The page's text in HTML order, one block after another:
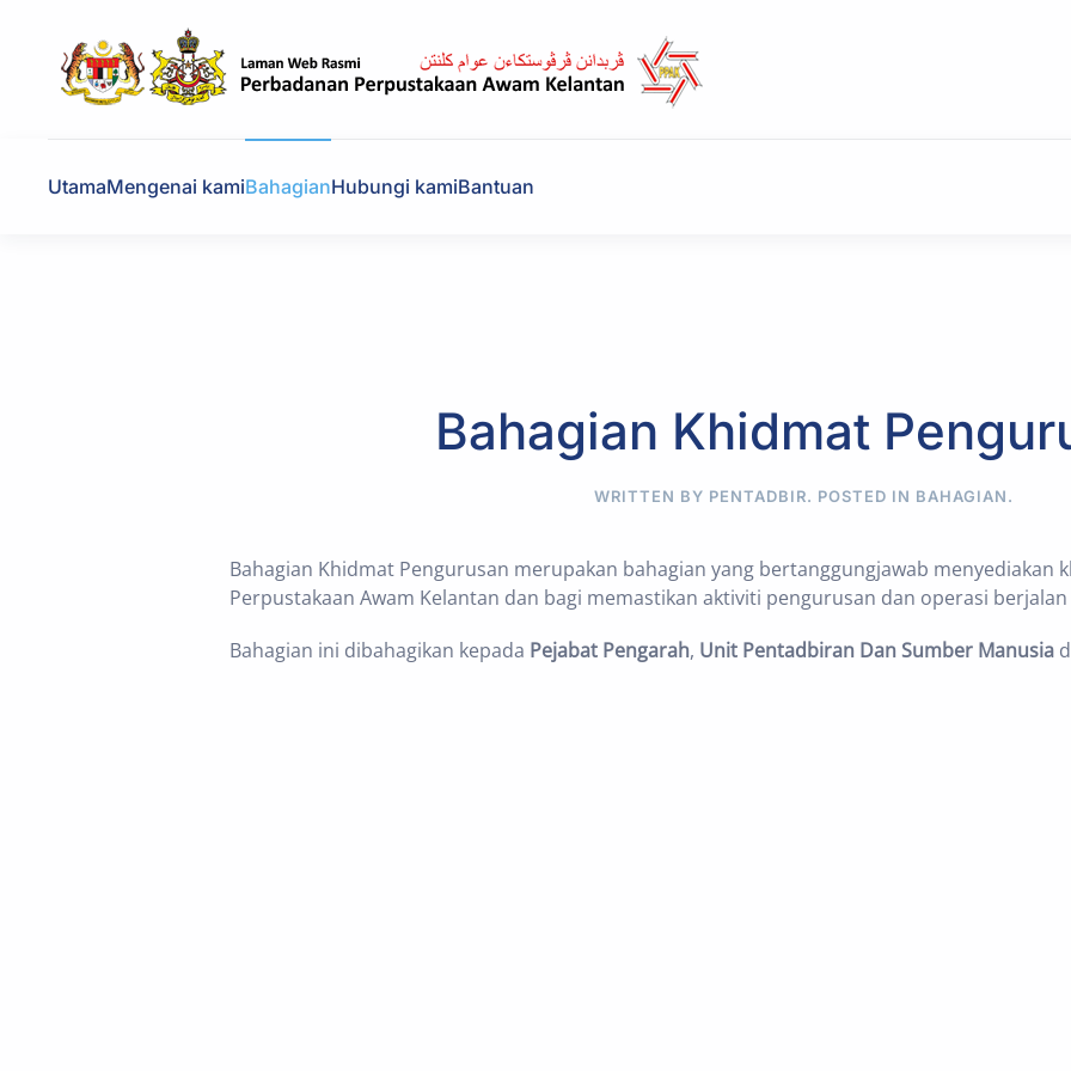
Skip to main content
UtamaMengenai kamiBahagianHubungi kamiBantuan
Bahagian Khidmat
WRITTEN BY PENTADBIR. POSTED IN BAHAGIAN.
Bahagian Khidmat Pengurusan merupakan bahagian yang bertanggungjawab menyediakan
Perpustakaan Awam Kelantan dan bagi memastikan aktiviti pengurusan dan operasi
Bahagian ini dibahagikan kepada Pejabat Pengarah, Unit Pentadbiran Dan Sumber Manusia